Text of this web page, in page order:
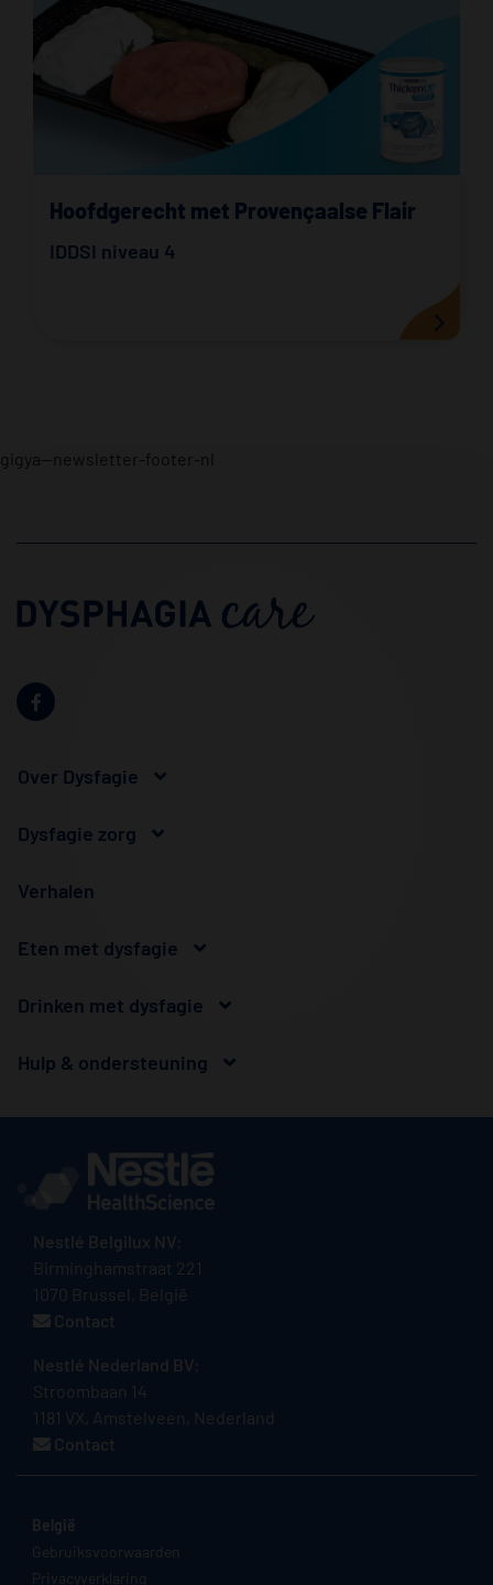
Hoofdgerecht met Provençaalse Flair
IDDSI niveau 4
gigya--newsletter-footer-nl
Over Dysfagie
Dysfagie zorg
Verhalen
Eten met dysfagie
Drinken met dysfagie
Hulp & ondersteuning
Nestlé Belgilux NV:
Birminghamstraat 221
1070 Brussel, België
Contact
Nestlé Nederland BV:
Stroombaan 14
1181 VX, Amstelveen, Nederland
Contact
België
Gebruiksvoorwaarden
Privacyverklaring